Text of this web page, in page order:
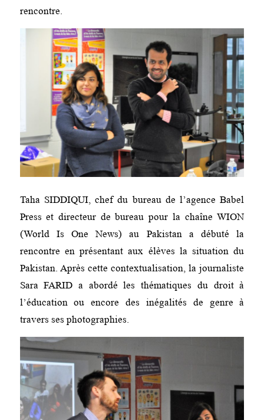
rencontre.
Taha SIDDIQUI, chef du bureau de l’agence Babel
Press et directeur de bureau pour la chaîne WION
(World Is One News) au Pakistan a débuté la
rencontre en présentant aux élèves la situation du
Pakistan. Après cette contextualisation, la journaliste
Sara FARID a abordé les thématiques du droit à
l’éducation ou encore des inégalités de genre à
travers ses photographies.